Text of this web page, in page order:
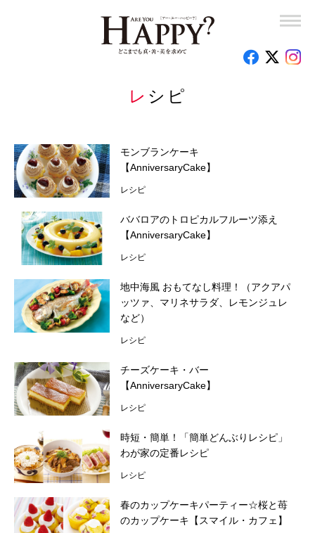
レシピ
モンブランケーキ
【AnniversaryCake】
レシピ
ババロアのトロピカルフルーツ添え
【AnniversaryCake】
レシピ
地中海風 おもてなし料理！（アクアパ
ッツァ、マリネサラダ、レモンジュレ
など）
レシピ
チーズケーキ・バー
【AnniversaryCake】
レシピ
時短・簡単！「簡単どんぶりレシピ」
わが家の定番レシピ
レシピ
春のカップケーキパーティー☆桜と苺
のカップケーキ【スマイル・カフェ】
岡野宏のビューティーレッスンーさあ、はじめましょうか
釈量子のお悩みクオンタム・リープ
心のお悩み相談室
特集
編集部のオススメ